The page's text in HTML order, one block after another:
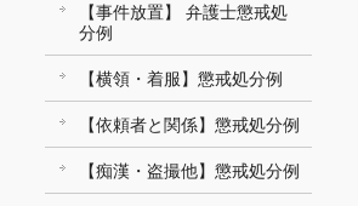
【事件放置】 弁護士懲戒処
分例
【横領・着服】懲戒処分例
【依頼者と関係】懲戒処分例
【痴漢・盗撮他】懲戒処分例